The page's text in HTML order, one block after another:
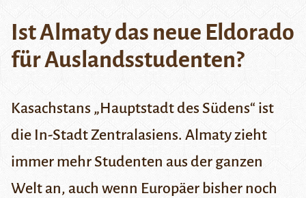
Ist Almaty das neue Eldorado
für Auslandsstudenten?
Kasachstans „Hauptstadt des Südens“ ist
die In-Stadt Zentralasiens. Almaty zieht
immer mehr Studenten aus der ganzen
Welt an, auch wenn Europäer bisher noch